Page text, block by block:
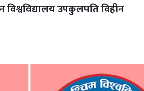
विश्वविद्यालय उपकुलपति विहीन